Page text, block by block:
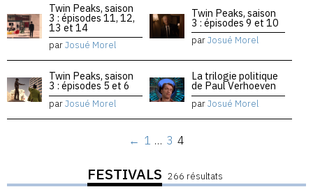
Twin Peaks, saison
3 : épisodes 11, 12,
13 et 14
parJosué Morel
Twin Peaks, saison
3 : épisodes 9 et 10
parJosué Morel
Twin Peaks, saison
3 : épisodes 5 et 6
parJosué Morel
La trilogie politique
de Paul Verhoeven
parJosué Morel
← 1 … 3 4
FESTIVALS 266 résultats